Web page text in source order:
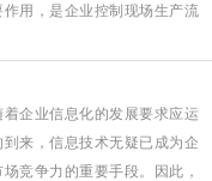
用，是企业控制现场生产流
企业信息化的发展要求应运
来，信息技术无疑已成为企
竞争力的重要手段。因此，